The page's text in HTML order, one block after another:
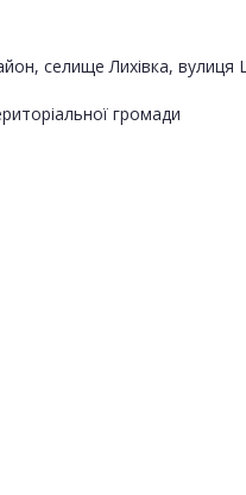
селище Лихівка, вулиця
громади